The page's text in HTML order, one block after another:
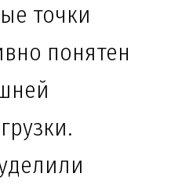
точки
понятен